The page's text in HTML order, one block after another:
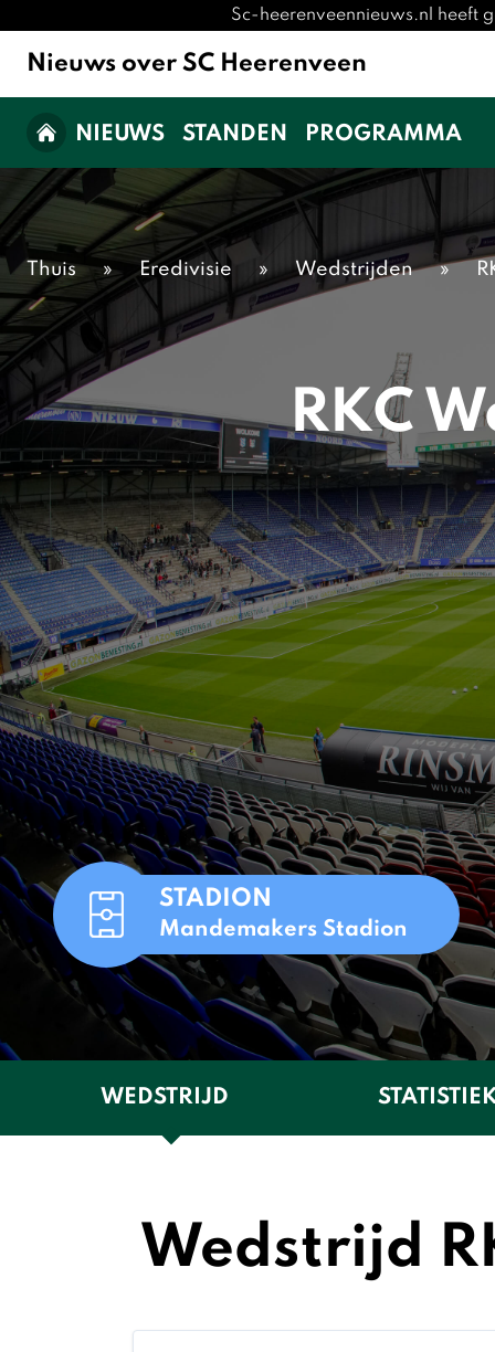
Sc-heerenveennieuws.nl heeft
Nieuws over SC Heerenveen
NIEUWS STANDEN PROGRAMMA
Thuis » Eredivisie » Wedstrijden »
RKC
STADION
Mandemakers Stadion
WEDSTRIJD
Wedstrijd